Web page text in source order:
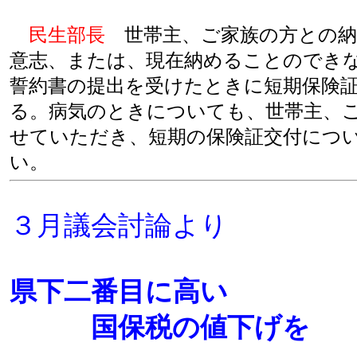
民生部長 世帯主、ご家族の方との
意志、または、現在納めることのでき
誓約書の提出を受けたときに短期保険
る。病気のときについても、世帯主、
せていただき、短期の保険証交付につ
い。
３月議会討論より
県下二番目に高い
国保税の値下げを